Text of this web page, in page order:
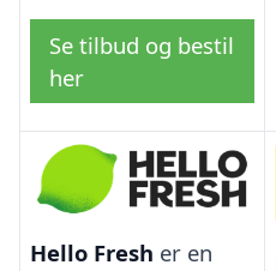
Se tilbud og bestil
her
Hello Fresh er en